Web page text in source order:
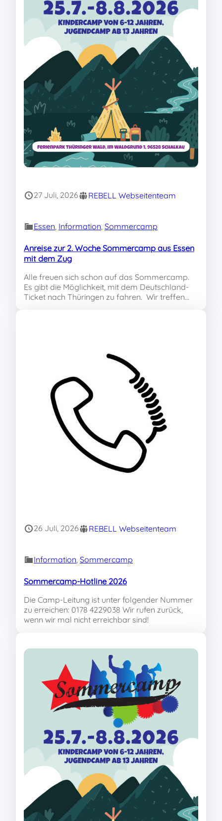
27 Juli, 2026 REBELL Webseitenteam
Essen Information Sommercamp
Anreise zur 2. Woche Sommercamp aus Essen
mit dem Zug
Alle freuen sich schon auf das Sommercamp.
Es gibt die Möglichkeit, mit dem Deutschland-
Ticket nach Thüringen zu fahren. Wir treffen…
26 Juli, 2026 REBELL Webseitenteam
Information Sommercamp
Sommercamp-Hotline 2026
Die Camp-Leitung ist unter folgender Nummer
zu erreichen: 0178 4229038 Wir rufen zurück,
wenn wir mal nicht erreichbar sind!